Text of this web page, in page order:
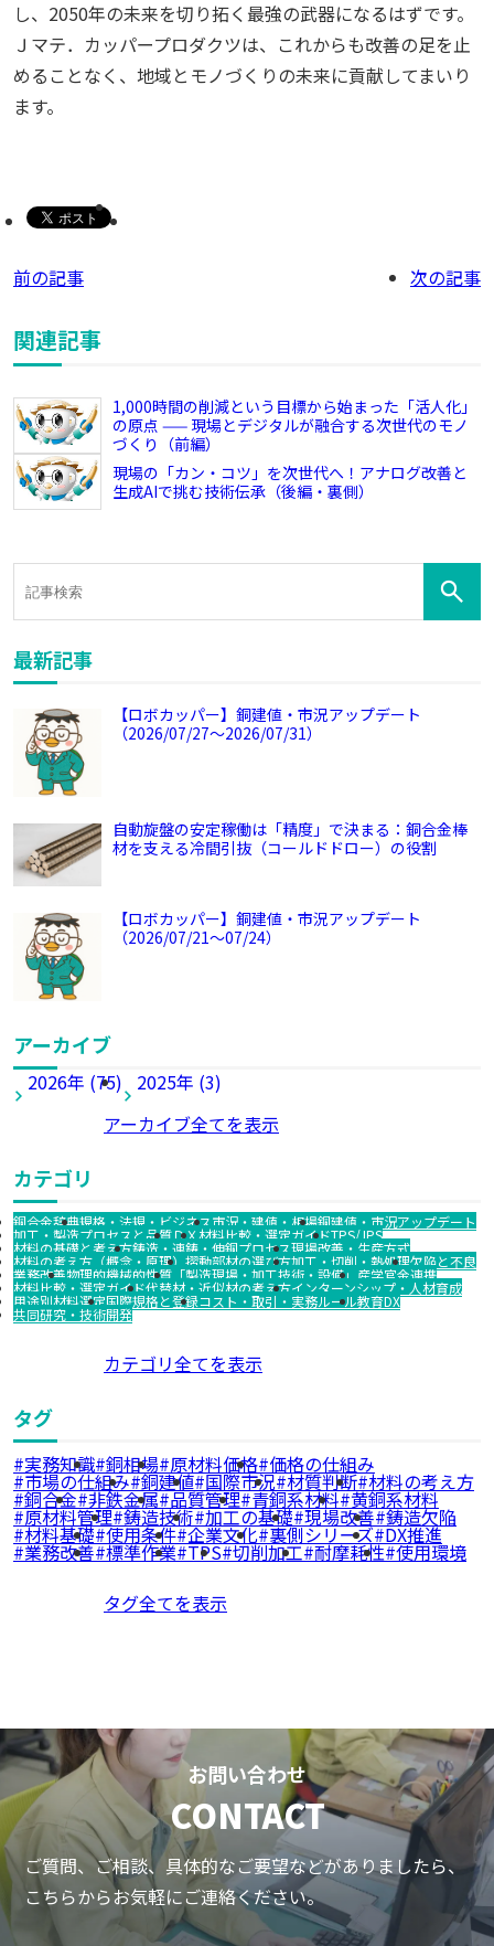
し、 2050年の未来を切り拓く最強の武器になるはずです。
Ｊマテ．カッパープロダクツは、これからも改善の足を止
めることなく、地域とモノづくりの未来に貢献してまいり
ます。
前の記事 次の記事
関連記事
1,000時間の削減という目標から始まった「活人化」
の原点 —— 現場とデジタルが融合する次世代のモノ
づくり（前編）
現場の「カン・コツ」を次世代へ！アナログ改善と
生成AIで挑む技術伝承（後編・裏側）
最新記事
【ロボカッパー】銅建値・市況アップデート
（2026/07/27～2026/07/31）
自動旋盤の安定稼働は「精度」で決まる：銅合金棒
材を支える冷間引抜（コールドドロー）の役割
【ロボカッパー】銅建値・市況アップデート
（2026/07/21～07/24）
アーカイブ
2026年 (75)
2025年 (3)
アーカイブ全てを表示
カテゴリ
銅合金辞典規格・法規・ビジネス市況・建値・相場銅建値・市況アップデート
加工・製造プロセスと品質ＤＸ材料比較・選定ガイドTPS/JPS
材料の基礎と考え方鋳造・連鋳・伸銅プロセス現場改善・生産方式
材料の考え方（概念・原理） 摺動部材の選び方加工・切削・熱処理欠陥と不良
業務改善物理的機械的性質 「製造現場・加工技術・設備」 産学官金連携
材料比較・選定ガイド代替材・近似材の考え方インターンシップ・人材育成
用途別材料選定国際規格と登録コスト・取引・実務ルール教育DX
共同研究・技術開発
カテゴリ全てを表示
タグ
実務知識 銅相場 原材料価格 価格の仕組み
市場の仕組み 銅建値 国際市況 材質判断 材料の考え方
銅合金 非鉄金属 品質管理 青銅系材料 黄銅系材料
原材料管理 鋳造技術 加工の基礎 現場改善 鋳造欠陥
材料基礎 使用条件 企業文化 裏側シリーズ DX推進
業務改善 標準作業 TPS 切削加工 耐摩耗性 使用環境
タグ全てを表示
お問い合わせ
CONTACT
ご質問、ご相談、具体的なご要望などがありましたら、
こちらからお気軽にご連絡ください。